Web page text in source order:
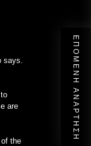
are
the
ΕΠΌΜΕΝΗ ΑΝΆΡΤΗΣΗ